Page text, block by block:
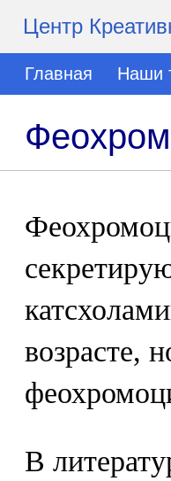
Центр
Главная Наши
возрасте,
В